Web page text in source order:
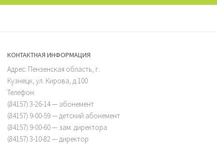
КОНТАКТНАЯ ИНФОРМАЦИЯ
Адрес: Пензенская область, г.
Кузнецк, ул. Кирова, д.100
Телефон:
(84157) 3-26-14 — абонемент
(84157) 9-00-59 — детский абонемент
(84157) 9-00-60 — зам. директора
(84157) 3-10-82 — директор